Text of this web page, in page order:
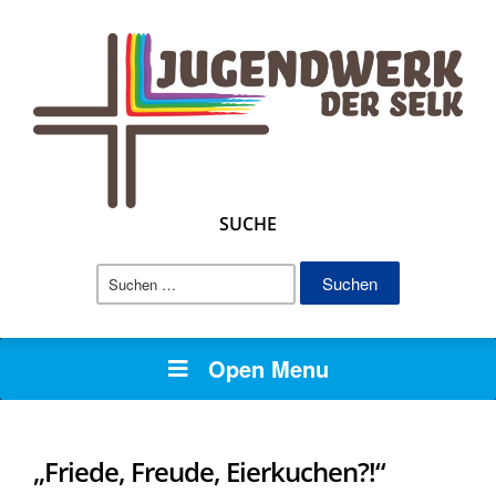
SUCHE
Suchen
Open Menu
„Friede, Freude, Eierkuchen?!“